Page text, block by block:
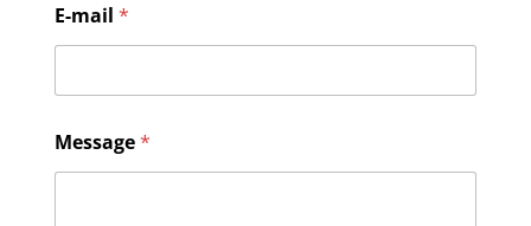
-
m
i
*
*
E-mail *
Message*